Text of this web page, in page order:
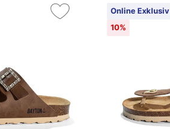
Online Exklusiv
10%